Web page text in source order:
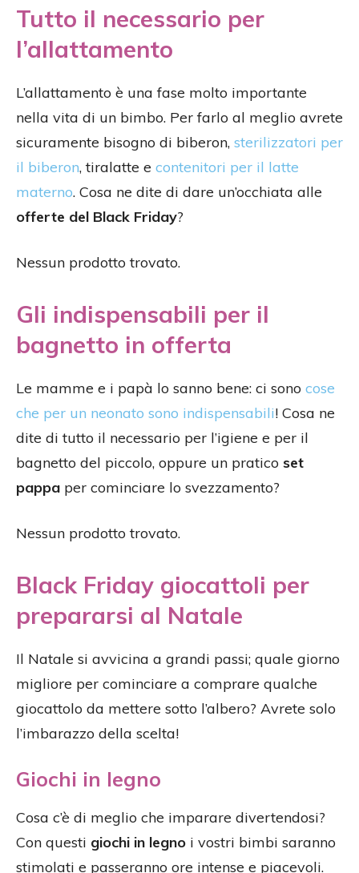
Tutto il necessario per
l’allattamento
L’allattamento è una fase molto importante
nella vita di un bimbo. Per farlo al meglio avrete
sicuramente bisogno di biberon, sterilizzatori per
il biberon, tiralatte e contenitori per il latte
materno. Cosa ne dite di dare un’occhiata alle
offerte del Black Friday?
Nessun prodotto trovato.
Gli indispensabili per il
bagnetto in offerta
Le mamme e i papà lo sanno bene: ci sono cose
che per un neonato sono indispensabili! Cosa ne
dite di tutto il necessario per l’igiene e per il
bagnetto del piccolo, oppure un pratico set
pappa per cominciare lo svezzamento?
Nessun prodotto trovato.
Black Friday giocattoli per
prepararsi al Natale
Il Natale si avvicina a grandi passi; quale giorno
migliore per cominciare a comprare qualche
giocattolo da mettere sotto l’albero? Avrete solo
l’imbarazzo della scelta!
Giochi in legno
Cosa c’è di meglio che imparare divertendosi?
Con questi giochi in legno i vostri bimbi saranno
stimolati e passeranno ore intense e piacevoli.